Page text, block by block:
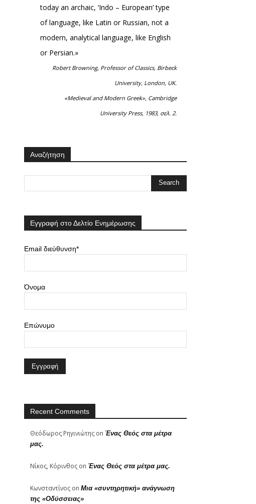
today an archaic, ‘Indo – European’ type
of language, like Latin or Russian, not a
modern, analytical language, like English
or Persian.»
Robert Browning, Professor of Classics, Birbeck
University, London, UK.
«Medieval and Modern Greek», Cambridge
University Press, 1983, σελ. 2.
Αναζήτηση
Εγγραφή στο Δελτίο Ενημέρωσης
Email διεύθυνση*
Όνομα
Επώνυμο
Recent Comments
Θεόδωρος Ρηγινιώτης on Ένας Θεός στα μέτρα
μας.
Νίκος, Κόρινθος on Ένας Θεός στα μέτρα μας.
Κωνσταντίνος on Μια «συντηρητική» ανάγνωση
της «Οδύσσειας»